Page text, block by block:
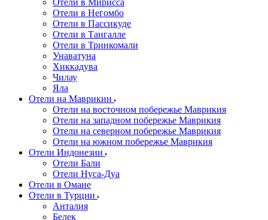
Отели в Мирисса
Отели в Негомбо
Отели в Пассикуде
Отели в Тангалле
Отели в Тринкомали
Унаватуна
Хиккадува
Чилау
Яла
Отели на Маврикии
Отели на восточном побережье Маврикия
Отели на западном побережье Маврикия
Отели на северном побережье Маврикия
Отели на южном побережье Маврикия
Отели Индонезии
Отели Бали
Отели Нуса-Дуа
Отели в Омане
Отели в Турции
Анталия
Белек